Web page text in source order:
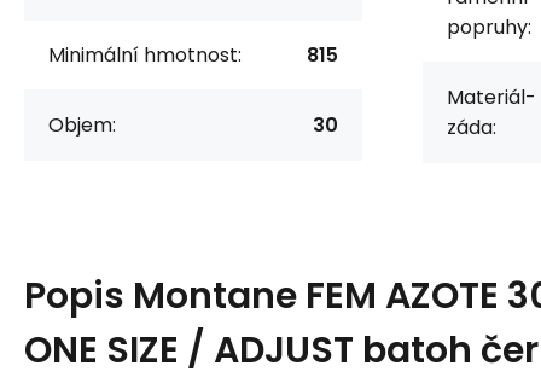
Minimální hmotnost: 815
Objem: 30
popruhy:
Materiál-
záda:
Popis Montane FEM AZOTE
ONE SIZE / ADJUST batoh